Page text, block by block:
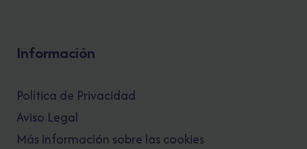
Información
Política de Privacidad
Aviso Legal
Más información sobre las cookies